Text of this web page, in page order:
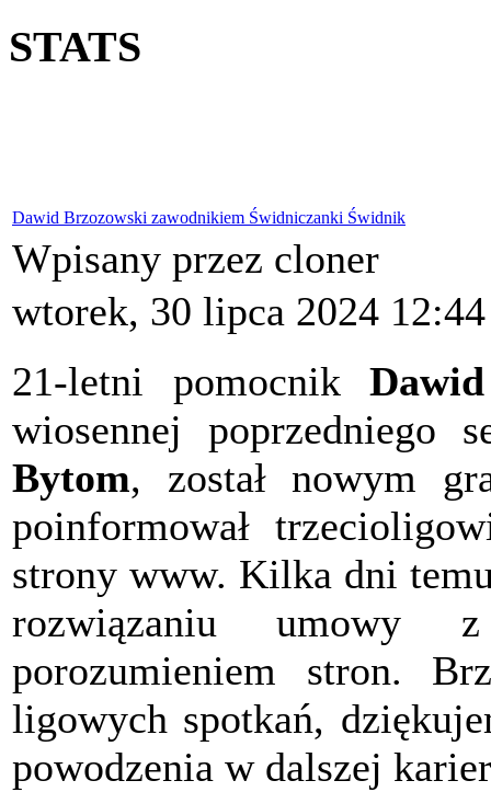
STATS
Dawid Brzozowski zawodnikiem Świdniczanki Świdnik
Wpisany przez cloner
wtorek, 30 lipca 2024 12:44
21-letni pomocnik
wiosennej poprzedniego
Bytom, został nowym
poinformował
strony www. Kilka dni
rozwiązaniu umowy
porozumieniem stron.
ligowych spotkań,
powodzenia w dalszej